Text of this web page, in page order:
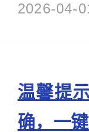
2026-04-
温馨提
确，一